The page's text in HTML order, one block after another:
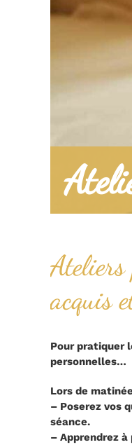
acquis
Pour pratiquer
personnelles…
Lors de
– Poserez vos
séance.
– Apprendrez